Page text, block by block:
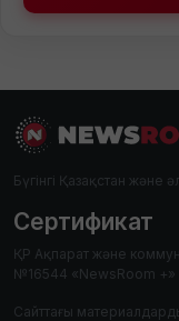
Бүгінгі Қазақстан және
Сертификат
ҚР Ақпарат және
№16544 «NewsRoom +»
Сайттағы